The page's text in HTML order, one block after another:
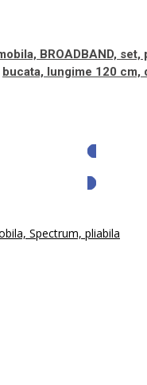
BROADBAND,
bucata, lungime 120 cm,